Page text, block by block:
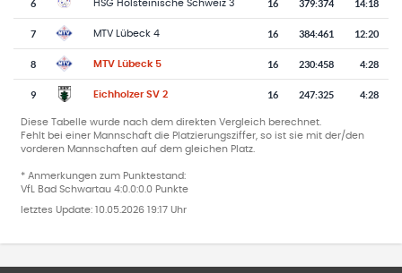
6 HSG Holsteinische Schweiz 3 16 379:374 14:18
7 MTV Lübeck 4 16 384:461 12:20
8 MTV Lübeck 5 16 230:458 4:28
9 Eichholzer SV 2 16 247:325 4:28
Diese Tabelle wurde nach dem direkten Vergleich berechnet.
Fehlt bei einer Mannschaft die Platzierungsziffer, so ist sie mit der/den
vorderen Mannschaften auf dem gleichen Platz.
* Anmerkungen zum Punktestand:
VfL Bad Schwartau 4:0.0:0.0 Punkte
letztes Update: 10.05.2026 19:17 Uhr